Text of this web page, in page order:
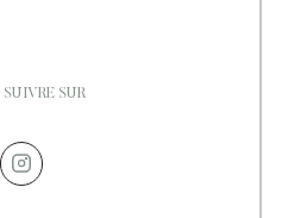
SUIVRE SUR